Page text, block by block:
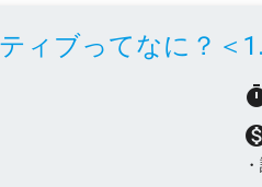
ィブってなに？＜